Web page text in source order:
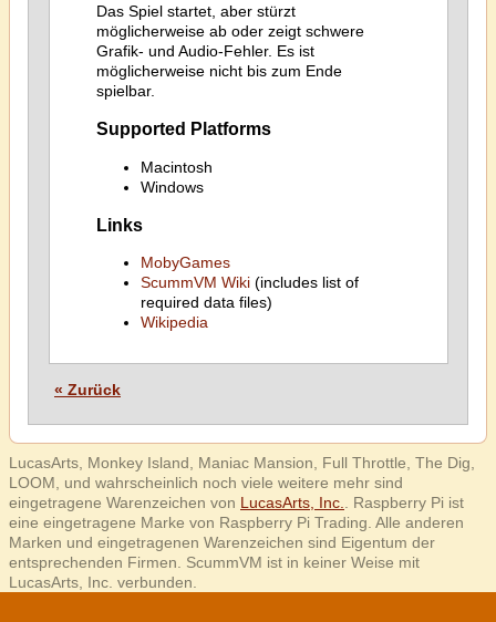
Das Spiel startet, aber stürzt
möglicherweise ab oder zeigt schwere
Grafik- und Audio-Fehler. Es ist
möglicherweise nicht bis zum Ende
spielbar.
Supported Platforms
Macintosh
Windows
Links
MobyGames
ScummVM Wiki(includes list of
required data files)
Wikipedia
« Zurück
LucasArts, Monkey Island, Maniac Mansion, Full Throttle, The Dig,
LOOM, und wahrscheinlich noch viele weitere mehr sind
eingetragene Warenzeichen von LucasArts, Inc.
. Raspberry Pi ist
eine eingetragene Marke von Raspberry Pi Trading. Alle anderen
Marken und eingetragenen Warenzeichen sind Eigentum der
entsprechenden Firmen. ScummVM ist in keiner Weise mit
LucasArts, Inc. verbunden.